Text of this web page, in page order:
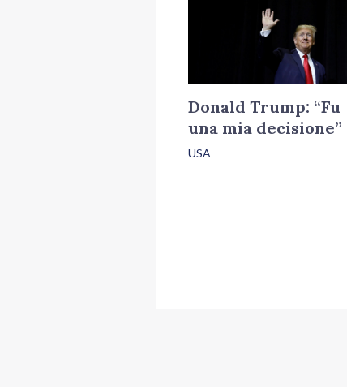
Donald Trump: “Fu
una mia decisione”
USA